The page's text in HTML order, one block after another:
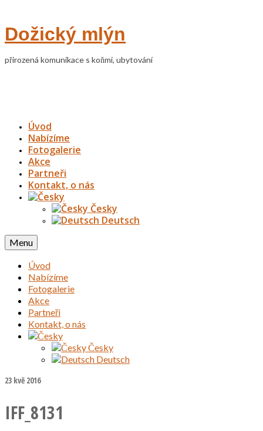
Dožický mlýn
přirozená komunikace s koňmi, ubytování
Úvod
Nabízíme
Fotogalerie
Akce
Partneři
Kontakt, o nás
Česky
Deutsch
Menu
Úvod
Nabízíme
Fotogalerie
Akce
Partneři
Kontakt, o nás
Česky
Deutsch
23 kvě 2016
IFF_8131